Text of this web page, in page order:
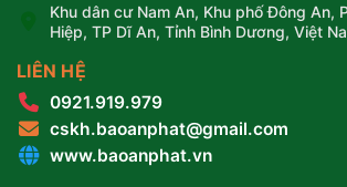
Khu dân cư Nam An, Khu phố Đông An,
Hiệp, TP Dĩ An, Tỉnh Bình Dương, Việt
LIÊN HỆ
0921.919.979
cskh.baoanphat@gmail.com
www.baoanphat.vn